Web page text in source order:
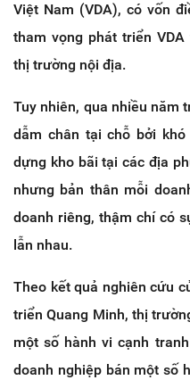
Việt Nam (VDA), có vốn
tham vọng phát triển
thị trường nội địa.
Tuy nhiên, qua nhiều năm
dẫm chân tại chỗ bởi
dựng kho bãi tại các địa
nhưng bản thân mỗi
doanh riêng, thậm chí có
lẫn nhau.
Theo kết quả nghiên cứu
triển Quang Minh, thị
một số hành vi cạnh
doanh nghiệp bán một số